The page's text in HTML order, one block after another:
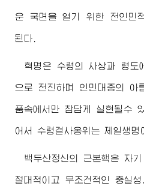
운 국면을 열기 위한 전인민
된다.
혁명은 수령 의 사상과 령도
으로 전진하며 인민대중의 아
품속에서만 참답게 실현될수
어서 수령 결사옹위는 제일생명
백두산정신의 근본핵은 자기
절대적이고 무조건적인 충실